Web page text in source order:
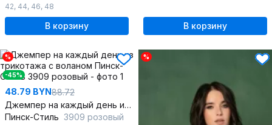
42, 44, 46, 48
В корзину В корзину
%
-45%
48.79 BYN88.72
Джемпер на каждый день из трикотажа с воланом
Пинск-Стиль 3909 розовый
%